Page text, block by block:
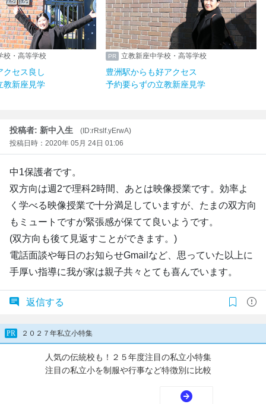
校・高等学校
クセス良し
教新座見学
立教新座中学校・高等学校
豊洲駅からも好アクセス
予約要らずの立教新座見学
投稿者: 新中入生
(ID:rRslf.yErwA)
投稿日時：2020年 05月 24日 01:06
中1保護者です。
双方向は週2で理科2時間、あとは映像授業です。効率よ
く学べる映像授業で十分満足していますが、たまの双方向
もミュートですが緊張感が保てて良いようです。
(双方向も後て見返すことができます。)
電話面談や毎日のお知らせGmailなど、思っていた以上に
手厚い指導に我が家は親子共々とても喜んでいます。
返信する